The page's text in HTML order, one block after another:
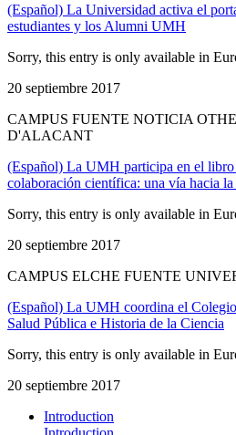
(Español) La Universidad activa el
estudiantes y los Alumni UMH
Sorry, this entry is only available in
20 septiembre 2017
CAMPUS FUENTE NOTICIA
D'ALACANT
(Español) La UMH participa en el libro
colaboración científica: una vía hacia la
Sorry, this entry is only available in
20 septiembre 2017
CAMPUS ELCHE FUENTE
(Español) La UMH coordina el
Salud Pública e Historia de la Ciencia
Sorry, this entry is only available in
20 septiembre 2017
Introduction